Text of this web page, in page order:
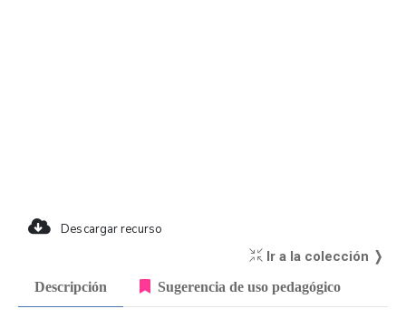
Descargar recurso
Ir a la colección ❭
Descripción Sugerencia de uso pedagógico